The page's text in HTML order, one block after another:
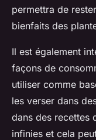
permettra de
bienfaits des
Il est également
façons de
utiliser comme
les verser dans
dans des recettes
infinies et cela